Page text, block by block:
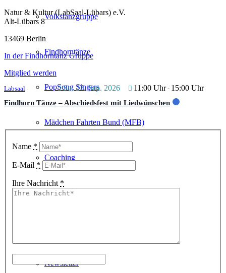
Volkstanzgruppe
Findhorntänze
PopSong Singers
Mädchen Fahrten Bund (MFB)
Coaching
Über uns
Newsletter
Natur & Kultur (LabSaal-Lübars) e.V.
Alt-Lübars 8
13469 Berlin
In der Findhorntanz Gruppe
Mitglied werden
Labsaal So. 27. Sep. 2026 11:00 Uhr- 15:00 Uhr
Findhorn Tänze – Abschiedsfest mit Liedwünschen
Name *
E-Mail *
Ihre Nachricht *